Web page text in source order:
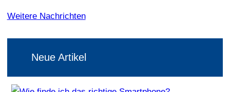
Weitere Nachrichten
Neue Artikel